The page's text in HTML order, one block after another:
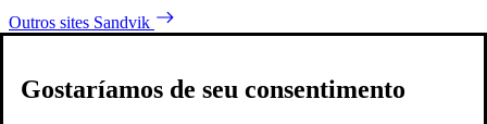
Outros sites Sandvik
Gostaríamos de seu consentimento